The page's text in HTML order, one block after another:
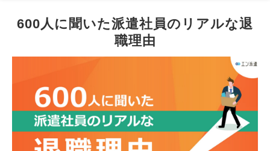
エン派遣の特徴
派遣スタッフの依頼
600人に聞いた派遣社員のリアルな退
職理由